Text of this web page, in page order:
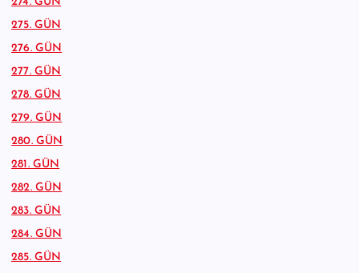
275. GÜN
276. GÜN
277. GÜN
278. GÜN
279. GÜN
280. GÜN
281. GÜN
282. GÜN
283. GÜN
284. GÜN
285. GÜN